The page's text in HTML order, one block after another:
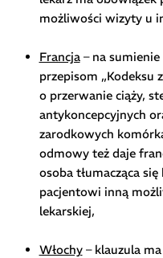
możliwości wizyty u
Francja– na sumienie
przepisom „Kodeksu
o przerwanie ciąży,
antykoncepcyjnych
zarodkowych
odmowy też daje
osoba tłumacząca
pacjentowi inną
lekarskiej,
Włochy– klauzula